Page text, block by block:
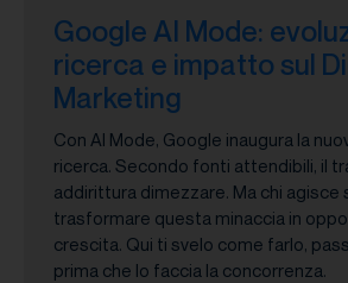
Google AI Mode:
ricerca e impatto sul
Marketing
Con AI Mode, Google inaugura la
ricerca. Secondo fonti attendibili, il
addirittura dimezzare. Ma chi agisce
trasformare questa minaccia in
crescita. Qui ti svelo come farlo,
prima che lo faccia la concorrenza.